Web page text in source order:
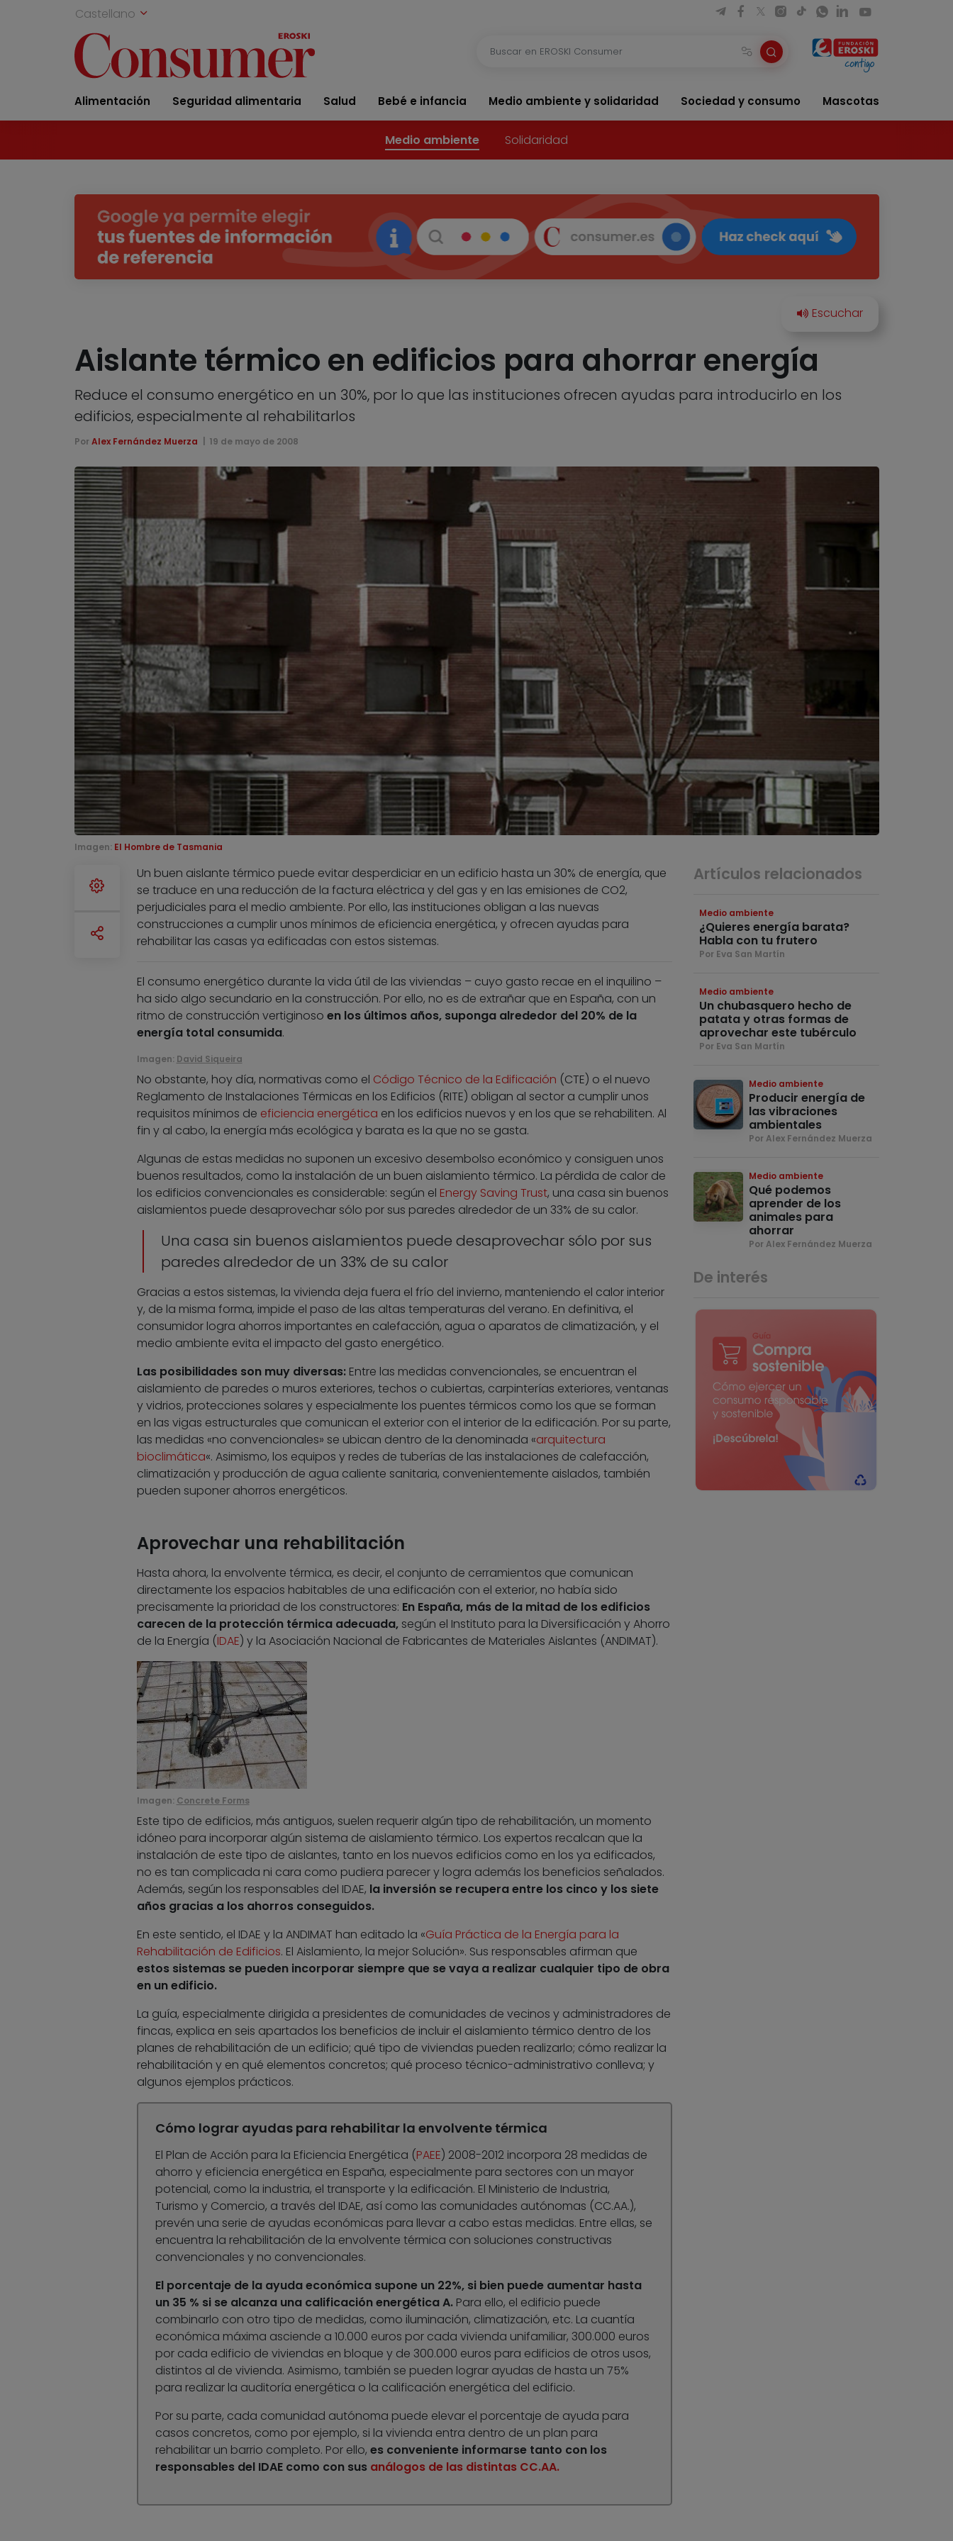
Castellano
Alimentación Seguridad alimentaria Salud Bebé e infancia Medio ambiente y solidaridad Sociedad y consumo Mascotas
Medio ambiente Solidaridad
Aislante térmico en edificios para ahorrar energía
Reduce el consumo energético en un 30%, por lo que las instituciones ofrecen ayudas para introducirlo en los
edificios, especialmente al rehabilitarlos
Por Alex Fernández Muerza 19 de mayo de 2008
Imagen: El Hombre de Tasmania
Un buen aislante térmico puede evitar desperdiciar en un edificio hasta un 30% de energía, que
se traduce en una reducción de la factura eléctrica y del gas y en las emisiones de CO2,
perjudiciales para el medio ambiente. Por ello, las instituciones obligan a las nuevas
construcciones a cumplir unos mínimos de eficiencia energética, y ofrecen ayudas para
rehabilitar las casas ya edificadas con estos sistemas.
El consumo energético durante la vida útil de las viviendas – cuyo gasto recae en el inquilino –
ha sido algo secundario en la construcción. Por ello, no es de extrañar que en España, con un
ritmo de construcción vertiginoso en los últimos años, suponga alrededor del 20% de la
energía total consumida.
Imagen: David Siqueira
No obstante, hoy día, normativas como el Código Técnico de la Edificación (CTE) o el nuevo
Reglamento de Instalaciones Térmicas en los Edificios (RITE) obligan al sector a cumplir unos
requisitos mínimos de eficiencia energética en los edificios nuevos y en los que se rehabiliten. Al
fin y al cabo, la energía más ecológica y barata es la que no se gasta.
Algunas de estas medidas no suponen un excesivo desembolso económico y consiguen unos
buenos resultados, como la instalación de un buen aislamiento térmico. La pérdida de calor de
los edificios convencionales es considerable: según el Energy Saving Trust, una casa sin buenos
aislamientos puede desaprovechar sólo por sus paredes alrededor de un 33% de su calor.
Una casa sin buenos aislamientos puede desaprovechar sólo por sus
paredes alrededor de un 33% de su calor
Gracias a estos sistemas, la vivienda deja fuera el frío del invierno, manteniendo el calor interior
y, de la misma forma, impide el paso de las altas temperaturas del verano. En definitiva, el
consumidor logra ahorros importantes en calefacción, agua o aparatos de climatización, y el
medio ambiente evita el impacto del gasto energético.
Las posibilidades son muy diversas:Entre las medidas convencionales, se encuentran el
aislamiento de paredes o muros exteriores, techos o cubiertas, carpinterías exteriores, ventanas
y vidrios, protecciones solares y especialmente los puentes térmicos como los que se forman
en las vigas estructurales que comunican el exterior con el interior de la edificación. Por su parte,
las medidas «no convencionales» se ubican dentro de la denominada «arquitectura
bioclimática«. Asimismo, los equipos y redes de tuberías de las instalaciones de calefacción,
climatización y producción de agua caliente sanitaria, convenientemente aislados, también
pueden suponer ahorros energéticos.
Aprovechar una rehabilitación
Hasta ahora, la envolvente térmica, es decir, el conjunto de cerramientos que comunican
directamente los espacios habitables de una edificación con el exterior, no había sido
precisamente la prioridad de los constructores: En España, más de la mitad de los edificios
carecen de la protección térmica adecuada,según el Instituto para la Diversificación y Ahorro
de la Energía (IDAE) y la Asociación Nacional de Fabricantes de Materiales Aislantes (ANDIMAT).
Imagen: Concrete Forms
Este tipo de edificios, más antiguos, suelen requerir algún tipo de rehabilitación, un momento
idóneo para incorporar algún sistema de aislamiento térmico. Los expertos recalcan que la
instalación de este tipo de aislantes, tanto en los nuevos edificios como en los ya edificados,
no es tan complicada ni cara como pudiera parecer y logra además los beneficios señalados.
Además, según los responsables del IDAE, la inversión se recupera entre los cinco y los siete
años gracias a los ahorros conseguidos.
En este sentido, el IDAE y la ANDIMAT han editado la «Guía Práctica de la Energía para la
Rehabilitación de Edificios. El Aislamiento, la mejor Solución». Sus responsables afirman que
estos sistemas se pueden incorporar siempre que se vaya a realizar cualquier tipo de obra
en un edificio.
La guía, especialmente dirigida a presidentes de comunidades de vecinos y administradores de
fincas, explica en seis apartados los beneficios de incluir el aislamiento térmico dentro de los
planes de rehabilitación de un edificio; qué tipo de viviendas pueden realizarlo; cómo realizar la
rehabilitación y en qué elementos concretos; qué proceso técnico-administrativo conlleva; y
algunos ejemplos prácticos.
Cómo lograr ayudas para rehabilitar la envolvente térmica
El Plan de Acción para la Eficiencia Energética (PAEE) 2008-2012 incorpora 28 medidas de
ahorro y eficiencia energética en España, especialmente para sectores con un mayor
potencial, como la industria, el transporte y la edificación. El Ministerio de Industria,
Turismo y Comercio, a través del IDAE, así como las comunidades autónomas (CC.AA.),
prevén una serie de ayudas económicas para llevar a cabo estas medidas. Entre ellas, se
encuentra la rehabilitación de la envolvente térmica con soluciones constructivas
convencionales y no convencionales.
El porcentaje de la ayuda económica supone un 22%, si bien puede aumentar hasta
un 35 % si se alcanza una calificación energética A.Para ello, el edificio puede
combinarlo con otro tipo de medidas, como iluminación, climatización, etc. La cuantía
económica máxima asciende a 10.000 euros por cada vivienda unifamiliar, 300.000 euros
por cada edificio de viviendas en bloque y de 300.000 euros para edificios de otros usos,
distintos al de vivienda. Asimismo, también se pueden lograr ayudas de hasta un 75%
para realizar la auditoría energética o la calificación energética del edificio.
Por su parte, cada comunidad autónoma puede elevar el porcentaje de ayuda para
casos concretos, como por ejemplo, si la vivienda entra dentro de un plan para
rehabilitar un barrio completo. Por ello, es conveniente informarse tanto con los
responsables del IDAE como con sus análogos de las distintas CC.AA.
Artículos relacionados
Medio ambiente
¿Quieres energía barata?
Habla con tu frutero
Por Eva San Martín
Medio ambiente
Un chubasquero hecho de
patata y otras formas de
aprovechar este tubérculo
Por Eva San Martín
Medio ambiente
Producir energía de
las vibraciones
ambientales
Por Alex Fernández Muerza
Medio ambiente
Qué podemos
aprender de los
animales para
ahorrar
Por Alex Fernández Muerza
De interés